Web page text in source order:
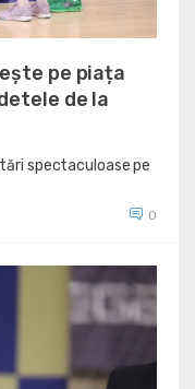
pe piața
de la
spectaculoase pe
0